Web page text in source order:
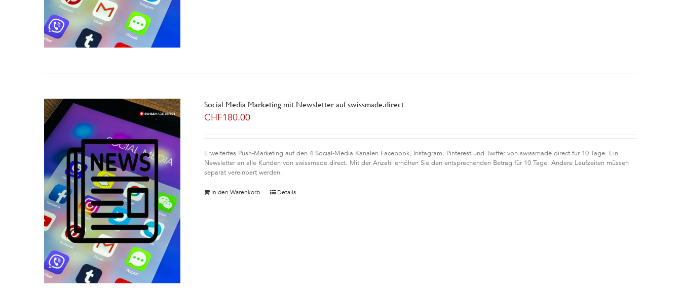
Social Media Marketing mit Newsletter auf swissmade.direct
CHF180.00
Erweitertes Push-Marketing auf den 4 Social-Media Kanälen Facebook, Instagram, Pinterest und Twitter von swissmade.direct für 10 Tage. Ein
Newsletter an alle Kunden von swissmade.direct. Mit der Anzahl erhöhen Sie den entsprechenden Betrag für 10 Tage. Andere Laufzeiten müssen
separat vereinbart werden.
In den Warenkorb Details